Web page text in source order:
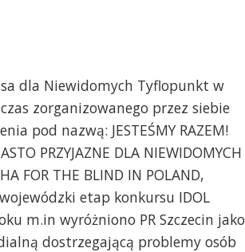
dla Niewidomych Tyflopunkt w
zorganizowanego przez siebie
pod nazwą: JESTEŚMY RAZEM!
PRZYJAZNE DLA NIEWIDOMYCH
FOR THE BLIND IN POLAND,
etap konkursu IDOL
m.in wyróżniono PR Szczecin jako
dostrzegającą problemy osób